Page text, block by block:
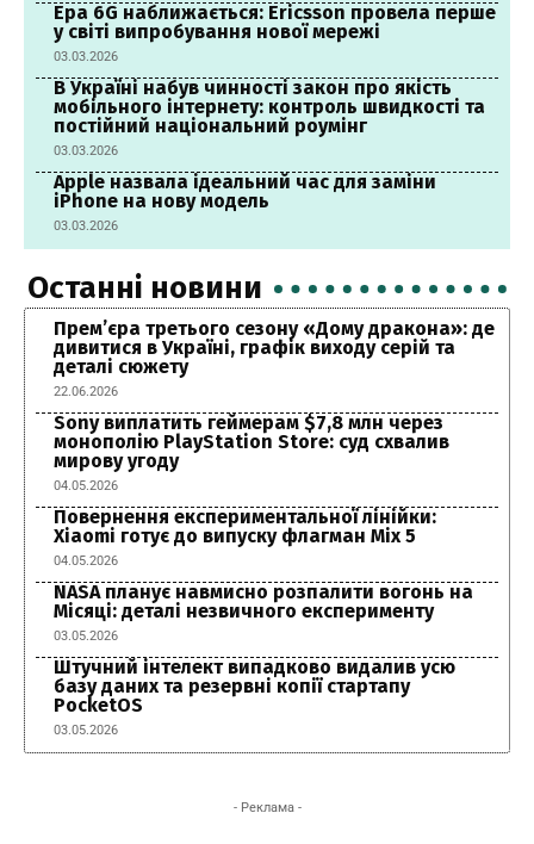
Ера 6G наближається: Ericsson провела перше
у світі випробування нової мережі
03.03.2026
В Україні набув чинності закон про якість
мобільного інтернету: контроль швидкості та
постійний національний роумінг
03.03.2026
Apple назвала ідеальний час для заміни
iPhone на нову модель
03.03.2026
Останні новини
Прем’єра третього сезону «Дому дракона»: де
дивитися в Україні, графік виходу серій та
деталі сюжету
22.06.2026
Sony виплатить геймерам $7,8 млн через
монополію PlayStation Store: суд схвалив
мирову угоду
04.05.2026
Повернення експериментальної лінійки:
Xiaomi готує до випуску флагман Mix 5
04.05.2026
NASA планує навмисно розпалити вогонь на
Місяці: деталі незвичного експерименту
03.05.2026
Штучний інтелект випадково видалив усю
базу даних та резервні копії стартапу
PocketOS
03.05.2026
- Реклама -